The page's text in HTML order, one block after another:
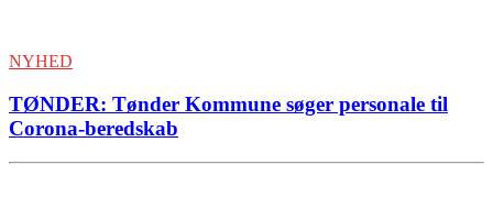
NYHED
TØNDER: Tønder Kommune søger personale til
Corona-beredskab